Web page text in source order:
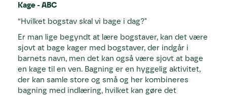
Kage - ABC
“Hvilket bogstav skal vi bage i dag?"
Er man lige begyndt at lære bogstaver, kan det være
sjovt at bage kager med bogstaver, der indgår i
barnets navn, men det kan også være sjovt at bage
en kage til en ven. Bagning er en hyggelig aktivitet,
der kan samle store og små og her kombineres
bagning med indlæring, hvilket kan gøre det